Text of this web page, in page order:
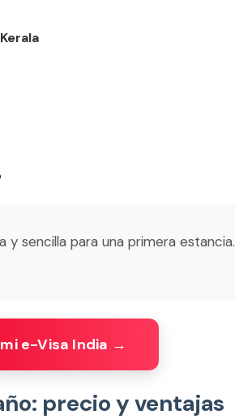
y sencilla para una primera estancia.
e-Visa India →
precio y ventajas